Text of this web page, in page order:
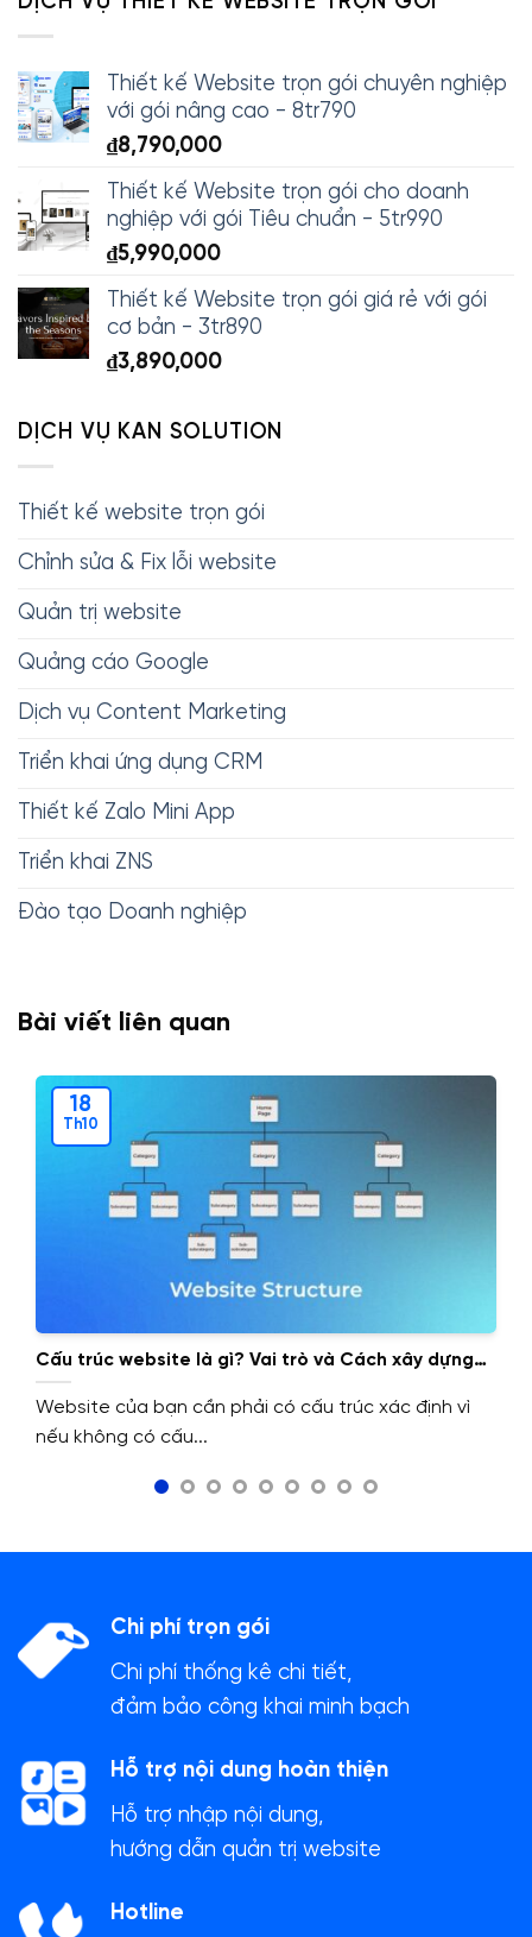
Thiết kế Website trọn gói chuyên nghiệp
với gói nâng cao - 8tr790
₫8,790,000
Thiết kế Website trọn gói cho doanh
nghiệp với gói Tiêu chuẩn - 5tr990
₫5,990,000
Thiết kế Website trọn gói giá rẻ với gói
cơ bản - 3tr890
₫3,890,000
DỊCH VỤ KAN SOLUTION
Thiết kế website trọn gói
Chỉnh sửa & Fix lỗi website
Quản trị website
Quảng cáo Google
Dịch vụ Content Marketing
Triển khai ứng dụng CRM
Thiết kế Zalo Mini App
Triển khai ZNS
Đào tạo Doanh nghiệp
Bài viết liên quan
Cấu trúc website là gì? Vai trò và Cách xây dựng
cấu trúc website.
Website của bạn cần phải có cấu trúc xác định vì
nếu không có cấu...
18
Th10
Chi phí trọn gói
Chi phí thống kê chi tiết,
đảm bảo công khai minh bạch
Hỗ trợ nội dung hoàn thiện
Hỗ trợ nhập nội dung,
hướng dẫn quản trị website
Hotline